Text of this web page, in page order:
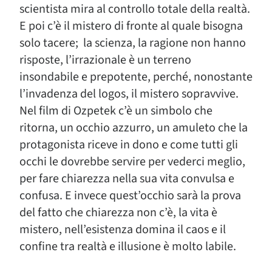
scientista mira al controllo totale della realtà.
E poi c’è il mistero di fronte al quale bisogna
solo tacere; la scienza, la ragione non hanno
risposte, l’irrazionale è un terreno
insondabile e prepotente, perché, nonostante
l’invadenza del logos, il mistero sopravvive.
Nel film di Ozpetek c’è un simbolo che
ritorna, un occhio azzurro, un amuleto che la
protagonista riceve in dono e come tutti gli
occhi le dovrebbe servire per vederci meglio,
per fare chiarezza nella sua vita convulsa e
confusa. E invece quest’occhio sarà la prova
del fatto che chiarezza non c’è, la vita è
mistero, nell’esistenza domina il caos e il
confine tra realtà e illusione è molto labile.